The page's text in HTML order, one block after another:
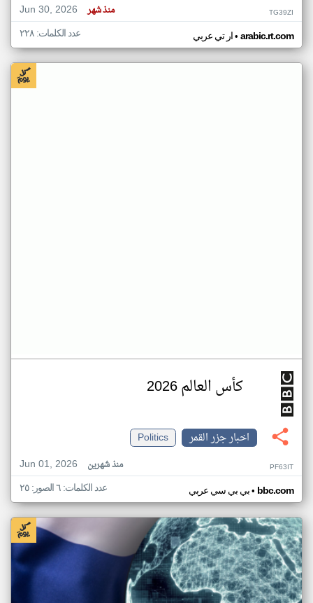
Jun 30, 2026
منذ شهر TG39ZI
ار تي عربي• arabic.rt.com عدد الكلمات: ٢٢٨
كأس العالم 2026
اخبار جزر القمر
Politics
Jun 01, 2026
منذ شهرين PF63IT
بي بي سي عربي• bbc.com عدد الكلمات: ٦ الصور: ٢٥